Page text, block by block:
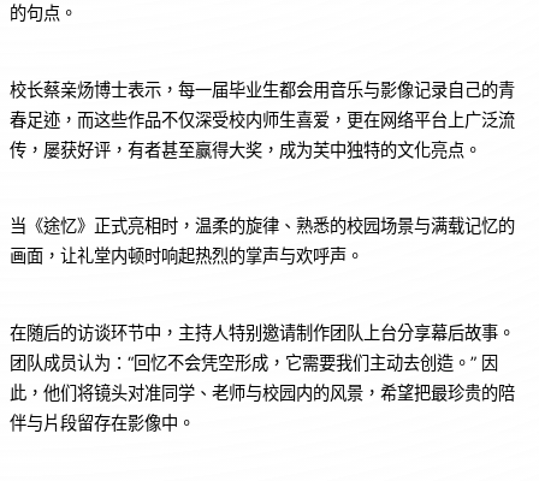
的句点。
校长蔡亲炀博士表示，每一届毕业生都会用音乐与影像记录自己的青
春足迹，而这些作品不仅深受校内师生喜爱，更在网络平台上广泛流
传，屡获好评，有者甚至赢得大奖，成为芙中独特的文化亮点。
当《途忆》正式亮相时，温柔的旋律、熟悉的校园场景与满载记忆的
画面，让礼堂内顿时响起热烈的掌声与欢呼声。
在随后的访谈环节中，主持人特别邀请制作团队上台分享幕后故事。
团队成员认为：“回忆不会凭空形成，它需要我们主动去创造。” 因
此，他们将镜头对准同学、老师与校园内的风景，希望把最珍贵的陪
伴与片段留存在影像中。